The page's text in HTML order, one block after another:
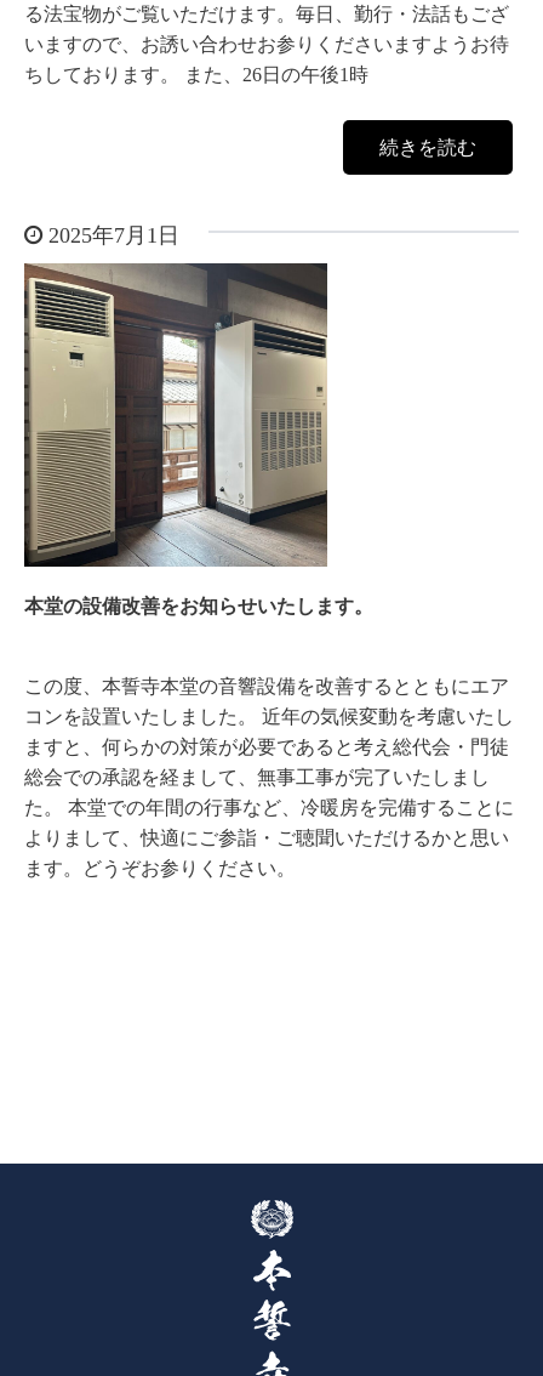
る法宝物がご覧いただけます。毎日、勤行・法話もござ
いますので、お誘い合わせお参りくださいますようお待
ちしております。 また、26日の午後1時
続きを読む
2025年7月1日
本堂の設備改善をお知らせいたします。
この度、本誓寺本堂の音響設備を改善するとともにエア
コンを設置いたしました。 近年の気候変動を考慮いたし
ますと、何らかの対策が必要であると考え総代会・門徒
総会での承認を経まして、無事工事が完了いたしまし
た。 本堂での年間の行事など、冷暖房を完備することに
よりまして、快適にご参詣・ご聴聞いただけるかと思い
ます。どうぞお参りください。